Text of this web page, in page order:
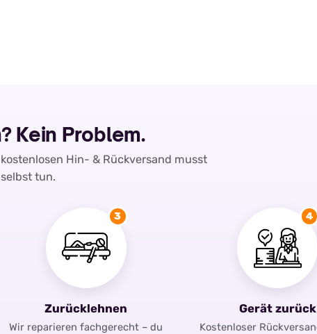
Kein Problem.
Hin- & Rückversand musst
tun.
3
Zurücklehnen
Wir reparieren fachgerecht – du
4
Gerät zurück
Kostenloser